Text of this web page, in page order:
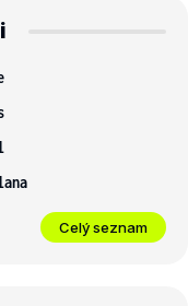
Celý seznam